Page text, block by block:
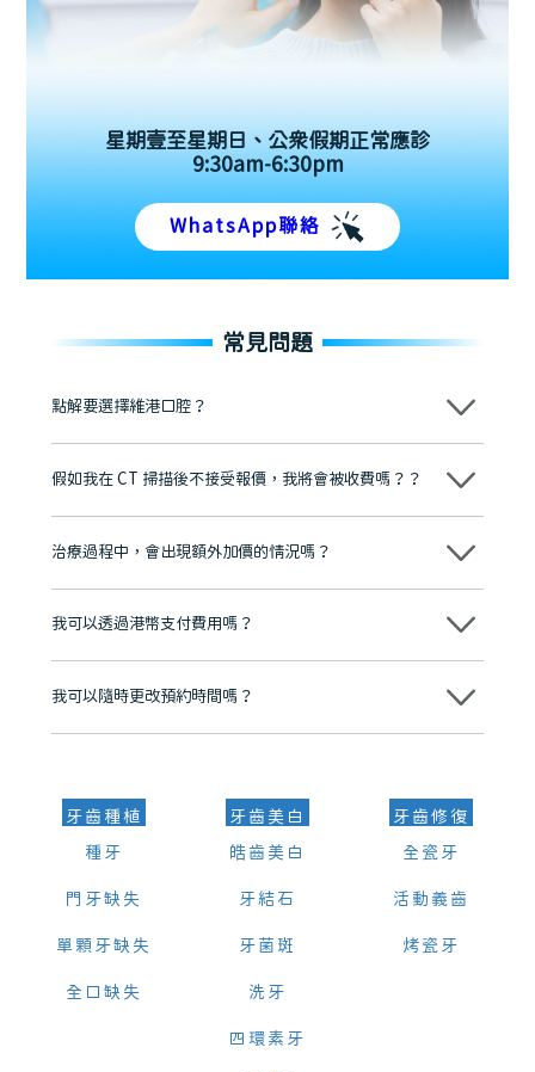
星期壹至星期日、公眾假期正常應診
9:30am-6:30pm
WhatsApp聯絡
常見問題
點解要選擇維港口腔？
維港口腔踐行「醫道濟世」的大學校訓，各分院匯聚來自香港、內地的
牌」、「2025香港企業領袖品牌」，是諾貝爾種植系統全球放心植牙中
至今已服務超過三十個國家和地區的顧客，受到粵港澳大灣區及周邊城
市市民極高的口碑評價及信任推薦 珠海、深圳設有八大分院，香港亦設
有咨詢及服務保障中心，有任何問題都可以隨時預約免費咨詢，讓人十
假如我在 CT 掃描後不接受報價，我將會被收費嗎？？
不會！只要未開始實際服務之前，你不會被收取任何費用。
治療過程中，會出現額外加價的情況嗎？
不會，治療前我們會詳細說明治療方案及對應的價錢，顧客同意並簽字
我可以透過港幣支付費用嗎？
可以。維港口腔會按照當日匯率轉算收取費用，而匯率會及時告知客人
我可以隨時更改預約時間嗎？
可以，請盡早通過wechat或whatsapp聯絡我們，告知我們你原本預約
牙齒種植
種牙
門牙缺失
單顆牙缺失
全口缺失
牙齒美白
皓齒美白
牙結石
牙菌斑
洗牙
四環素牙
牙齒修復
全瓷牙
活動義齒
烤瓷牙